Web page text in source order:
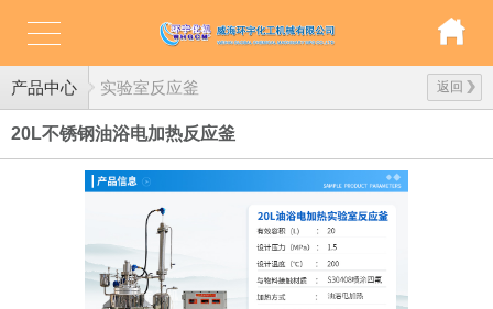
产品中心 返回
实验室反应釜
20L不锈钢油浴电加热反应釜